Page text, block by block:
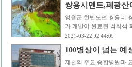
쌍용시멘트,폐광
영월군 한반도면 쌍용리
가 개발이 완료된 석회석
2021-03-22 02:44:09
100병상이 넘는
제천의 주요 종합병원과